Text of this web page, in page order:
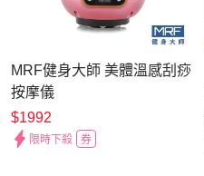
MRF健身大師 美體溫感刮痧
按摩儀
$1992
限時下殺 券